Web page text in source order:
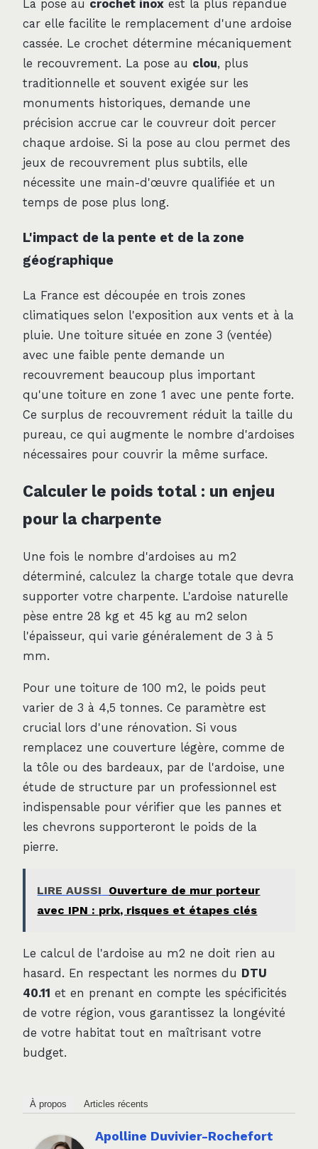
La pose au crochet inox est la plus répandue
car elle facilite le remplacement d'une ardoise
cassée. Le crochet détermine mécaniquement
le recouvrement. La pose au clou, plus
traditionnelle et souvent exigée sur les
monuments historiques, demande une
précision accrue car le couvreur doit percer
chaque ardoise. Si la pose au clou permet des
jeux de recouvrement plus subtils, elle
nécessite une main-d'œuvre qualifiée et un
temps de pose plus long.
L'impact de la pente et de la zone
géographique
La France est découpée en trois zones
climatiques selon l'exposition aux vents et à la
pluie. Une toiture située en zone 3 (ventée)
avec une faible pente demande un
recouvrement beaucoup plus important
qu'une toiture en zone 1 avec une pente forte.
Ce surplus de recouvrement réduit la taille du
pureau, ce qui augmente le nombre d'ardoises
nécessaires pour couvrir la même surface.
Calculer le poids total : un enjeu
pour la charpente
Une fois le nombre d'ardoises au m2
déterminé, calculez la charge totale que devra
supporter votre charpente. L'ardoise naturelle
pèse entre 28 kg et 45 kg au m2 selon
l'épaisseur, qui varie généralement de 3 à 5
mm.
Pour une toiture de 100 m2, le poids peut
varier de 3 à 4,5 tonnes. Ce paramètre est
crucial lors d'une rénovation. Si vous
remplacez une couverture légère, comme de
la tôle ou des bardeaux, par de l'ardoise, une
étude de structure par un professionnel est
indispensable pour vérifier que les pannes et
les chevrons supporteront le poids de la
pierre.
LIRE AUSSI
Ouverture de mur porteur
avec IPN : prix, risques et étapes clés
Le calcul de l'ardoise au m2 ne doit rien au
hasard. En respectant les normes du DTU
40.11 et en prenant en compte les spécificités
de votre région, vous garantissez la longévité
de votre habitat tout en maîtrisant votre
budget.
À propos Articles récents
Apolline Duvivier-Rochefort